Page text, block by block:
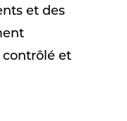
et des
contrôlé et